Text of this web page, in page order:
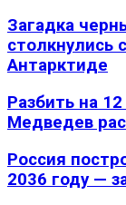
Загадка
Антарктиде
Разбить на
Медведев
Россия
2036 году —